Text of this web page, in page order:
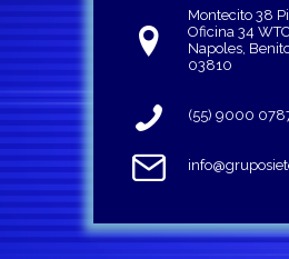
Montecito 38
Oficina 34 WTC
Napoles,
03810
(55) 9000